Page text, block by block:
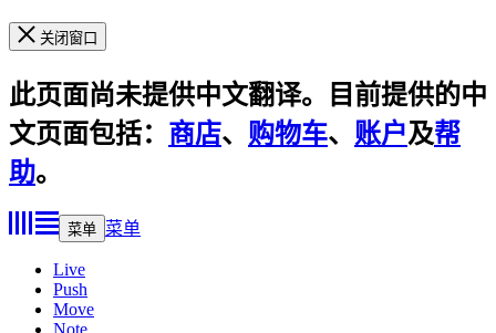
关闭窗口
此页面尚未提供中文翻译。目前提供的中
文页面包括： 商店、 购物车、 账户及帮
助。
菜单 菜单
Live
Push
Move
Note